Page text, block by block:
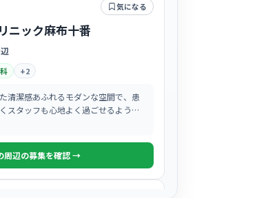
気になる
ック麻布十番
+2
清潔感あふれるモダンな空間で、患
スタッフも心地よく過ごせるような
上の雰囲気です。
周辺の募集を確認 →